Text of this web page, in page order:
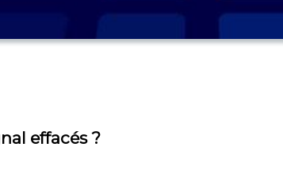
effacés ?